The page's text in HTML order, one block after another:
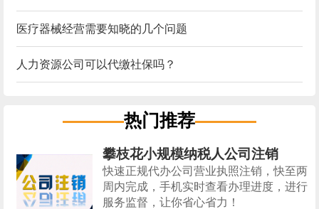
医疗器械经营需要知晓的几个问题
人力资源公司可以代缴社保吗？
热门推荐
攀枝花小规模纳税人公司注销
快速正规代办公司营业执照注销，快至两
周内完成，手机实时查看办理进度，进行
服务监督，让你省心省力！